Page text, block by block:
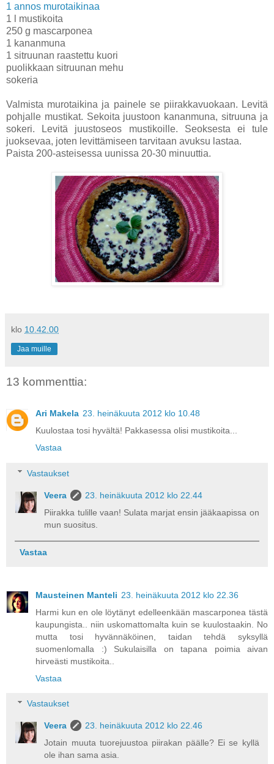
1 annos murotaikinaa
1 l mustikoita
250 g mascarponea
1 kananmuna
1 sitruunan raastettu kuori
puolikkaan sitruunan mehu
sokeria
Valmista murotaikina ja painele se piirakkavuokaan. Levitä
pohjalle mustikat. Sekoita juustoon kananmuna, sitruuna ja
sokeri. Levitä juustoseos mustikoille. Seoksesta ei tule
juoksevaa, joten levittämiseen tarvitaan avuksu lastaa.
Paista 200-asteisessa uunissa 20-30 minuuttia.
klo 10.42.00
Jaa muille
13 kommenttia:
Ari Makela 23. heinäkuuta 2012 klo 10.48
Kuulostaa tosi hyvältä! Pakkasessa olisi mustikoita...
Vastaa
Vastaukset
Veera
23. heinäkuuta 2012 klo 22.44
Piirakka tulille vaan! Sulata marjat ensin jääkaapissa on
mun suositus.
Vastaa
Mausteinen Manteli 23. heinäkuuta 2012 klo 22.36
Harmi kun en ole löytänyt edelleenkään mascarponea tästä
kaupungista.. niin uskomattomalta kuin se kuulostaakin. No
mutta tosi hyvännäköinen, taidan tehdä syksyllä
suomenlomalla :) Sukulaisilla on tapana poimia aivan
hirveästi mustikoita..
Vastaa
Vastaukset
Veera
23. heinäkuuta 2012 klo 22.46
Jotain muuta tuorejuustoa piirakan päälle? Ei se kyllä
ole ihan sama asia.